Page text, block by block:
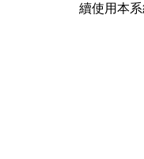
續使用本系